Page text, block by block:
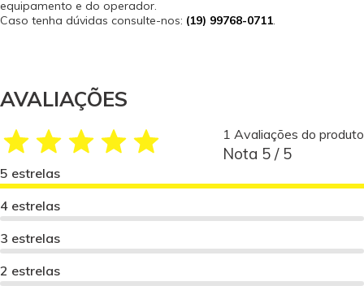
equipamento e do operador.
Caso tenha dúvidas consulte-nos: (19) 99768-0711.
AVALIAÇÕES
1 Avaliações do produto
Nota 5 / 5
5 estrelas
4 estrelas
3 estrelas
2 estrelas